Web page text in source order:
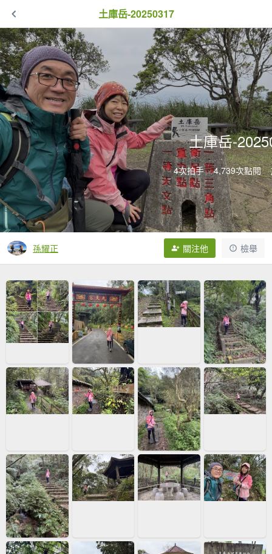
土庫岳-20250317
土庫岳-
4次拍手 4,739次點閱
孫耀正 關注他 檢舉